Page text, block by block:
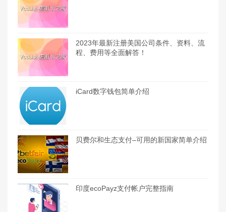
2023年最新注册美国公司条件、资料、流
程、费用等全面解答！
iCard数字钱包简单介绍
贝费尔和生态支付–可用的新国家简单介绍
印度ecoPayz支付帐户完整指南